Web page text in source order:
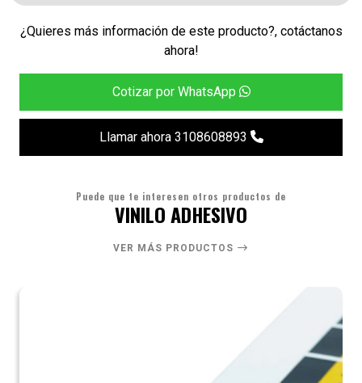
¿Quieres más información de este producto?, cotáctanos
ahora!
Cotizar por WhatsApp
Llamar ahora 3108608893
Puede que te interesen otros productos de
VINILO ADHESIVO
VER MÁS PRODUCTOS